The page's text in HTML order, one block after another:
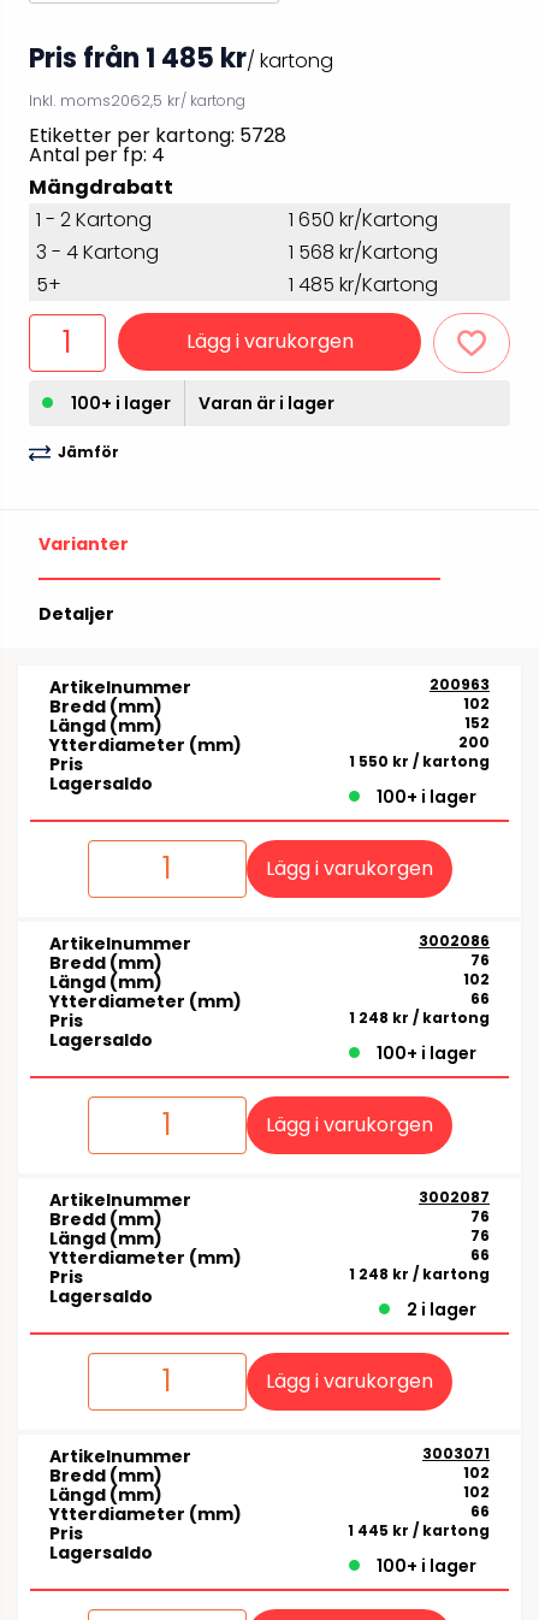
Pris från 1 485 kr/ kartong
Inkl. moms2062,5 kr/ kartong
Etiketter per kartong: 5728
Antal per fp: 4
Mängdrabatt
1 - 2 Kartong
1 650 kr/Kartong
3 - 4 Kartong
1 568 kr/Kartong
5+
1 485 kr/Kartong
Lägg i varukorgen
100+ i lager Varan är i lager
Jämför
Varianter
Detaljer
Artikelnummer 200963
Bredd (mm) 102
Längd (mm) 152
Ytterdiameter (mm) 200
Pris 1 550 kr / kartong
Lagersaldo
100+ i lager
Lägg i varukorgen
Artikelnummer 3002086
Bredd (mm) 76
Längd (mm) 102
Ytterdiameter (mm) 66
Pris 1 248 kr / kartong
Lagersaldo
100+ i lager
Lägg i varukorgen
Artikelnummer 3002087
Bredd (mm) 76
Längd (mm) 76
Ytterdiameter (mm) 66
Pris 1 248 kr / kartong
Lagersaldo
2 i lager
Lägg i varukorgen
Artikelnummer 3003071
Bredd (mm) 102
Längd (mm) 102
Ytterdiameter (mm) 66
Pris 1 445 kr / kartong
Lagersaldo
100+ i lager